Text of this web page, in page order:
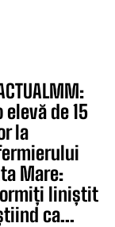
elevă de 15
la
Mare:
liniștit
ca...